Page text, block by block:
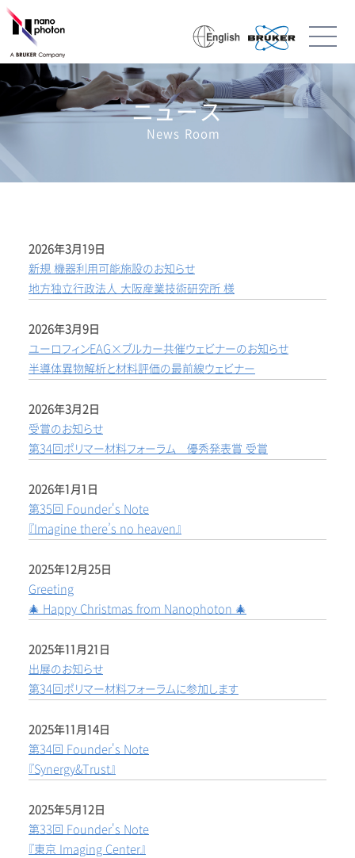
ニュース
News Room
2026年3月19日
新規 機器利用可能施設のお知らせ
地方独立行政法人 大阪産業技術研究所 様
2026年3月9日
ユーロフィンEAG×ブルカー共催ウェビナーのお知らせ
半導体異物解析と材料評価の最前線ウェビナー
2026年3月2日
受賞のお知らせ
第34回ポリマー材料フォーラム 優秀発表賞 受賞
2026年1月1日
第35回 Founder's Note
『Imagine there’s no heaven』
2025年12月25日
Greeting
🎄 Happy Christmas from Nanophoton 🎄
2025年11月21日
出展のお知らせ
第34回ポリマー材料フォーラムに参加します
2025年11月14日
第34回 Founder's Note
『Synergy&Trust』
2025年5月12日
第33回 Founder's Note
『東京 Imaging Center』